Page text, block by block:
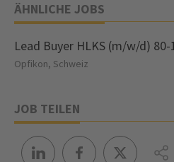
ÄHNLICHE JOBS
Lead Buyer HLKS (m/w/d) 80-
Opfikon, Schweiz
JOB TEILEN